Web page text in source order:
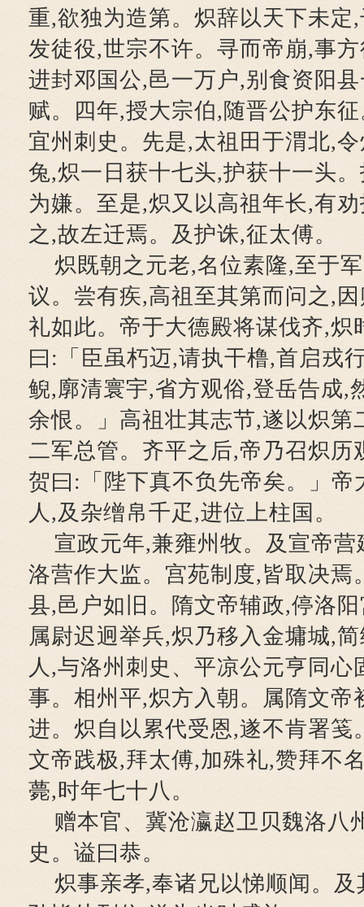
重,欲独为造第。炽辞以天下未定
发徒役,世宗不许。寻而帝崩,事
进封邓国公,邑一万户,别食资阳
赋。四年,授大宗伯,随晋公护东
宜州刺史。先是,太祖田于渭北,
兔,炽一日获十七头,护获十一头
为嫌。至是,炽又以高祖年长,有
之,故左迁焉。及护诛,征太傅。
炽既朝之元老,名位素隆,至于
议。尝有疾,高祖至其第而问之,
礼如此。帝于大德殿将谋伐齐,炽
曰:「臣虽朽迈,请执干橹,首启戎
鲵,廓清寰宇,省方观俗,登岳告成,
余恨。」高祖壮其志节,遂以炽第
二军总管。齐平之后,帝乃召炽历
贺曰:「陛下真不负先帝矣。」帝
人,及杂缯帛千疋,进位上柱国。
宣政元年,兼雍州牧。及宣帝
洛营作大监。宫苑制度,皆取决焉
县,邑户如旧。隋文帝辅政,停洛
属尉迟迥举兵,炽乃移入金墉城,
人,与洛州刺史、平凉公元亨同心
事。相州平,炽方入朝。属隋文帝
进。炽自以累代受恩,遂不肯署笺
文帝践极,拜太傅,加殊礼,赞拜不
薨,时年七十八。
赠本官、冀沧瀛赵卫贝魏洛八
史。谥曰恭。
炽事亲孝,奉诸兄以悌顺闻。